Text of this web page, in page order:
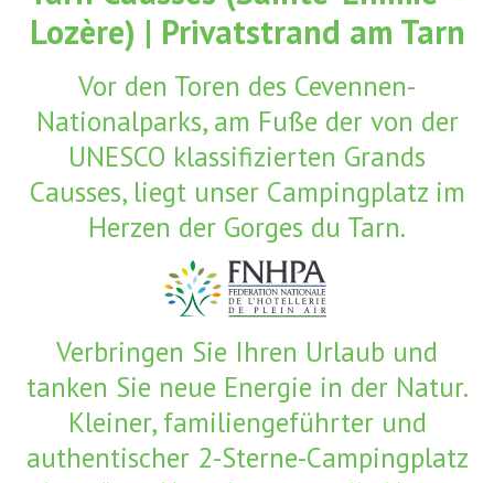
Lozère) | Privatstrand am Tarn
Vor den Toren des Cevennen-
Nationalparks, am Fuße der von der
UNESCO klassifizierten Grands
Causses, liegt unser Campingplatz im
Herzen der Gorges du Tarn.
Verbringen Sie Ihren Urlaub und
tanken Sie neue Energie in der Natur.
Kleiner, familiengeführter und
authentischer 2-Sterne-Campingplatz